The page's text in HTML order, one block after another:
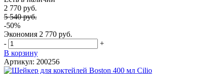
2 770 руб.
5 540 руб.
-50%
Экономия 2 770 руб.
-
+
В корзину
Артикул: 200256